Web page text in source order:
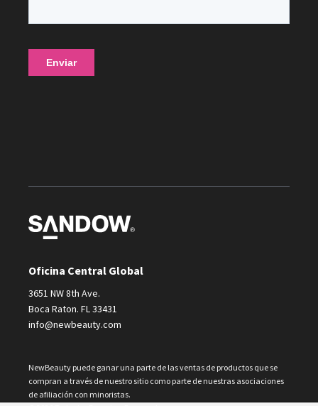
Oficina Central Global
3651 NW 8th Ave.
Boca Raton. FL 33431
info@newbeauty.com
NewBeauty puede ganar una parte de las ventas de productos que se
compran a través de nuestro sitio como parte de nuestras asociaciones
de afiliación con minoristas.